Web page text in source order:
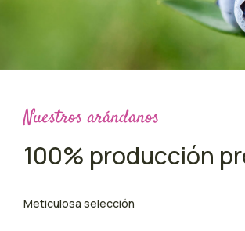
Nuestros arándanos
100% producción
Meticulosa selección